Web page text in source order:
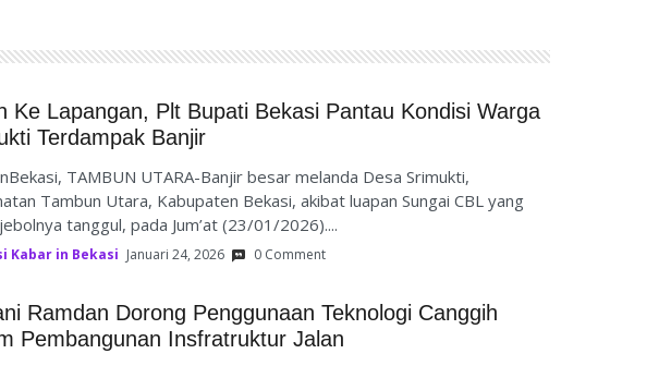
Ke Lapangan, Plt Bupati Bekasi Pantau Kondisi Warga
Terdampak Banjir
TAMBUN UTARA-Banjir besar melanda Desa Srimukti,
Tambun Utara, Kabupaten Bekasi, akibat luapan Sungai CBL yang
tanggul, pada Jum’at (23/01/2026)....
Kabar in Bekasi Januari 24, 2026 0 Comment
Ramdan Dorong Penggunaan Teknologi Canggih
Pembangunan Insfratruktur Jalan